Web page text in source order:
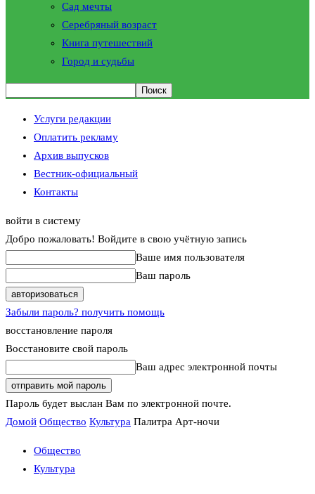
Сад мечты
Серебряный возраст
Книга путешествий
Город и судьбы
Услуги редакции
Оплатить рекламу
Архив выпусков
Вестник-официальный
Контакты
войти в систему
Добро пожаловать! Войдите в свою учётную запись
Ваше имя пользователя
Ваш пароль
Забыли пароль? получить помощь
восстановление пароля
Восстановите свой пароль
Ваш адрес электронной почты
Пароль будет выслан Вам по электронной почте.
Домой Общество Культура Палитра Арт-ночи
Общество
Культура